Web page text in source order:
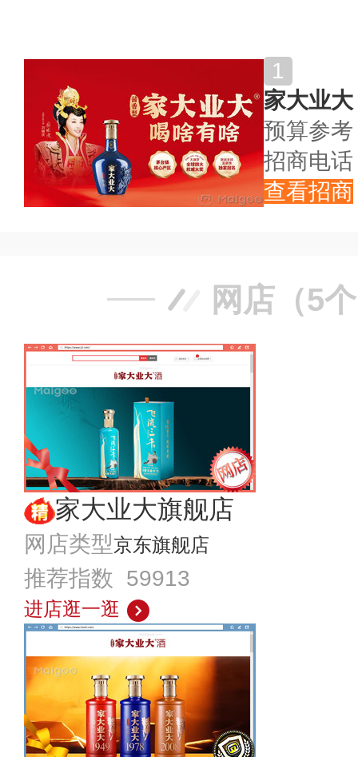
家大业大
预算参考
招商电话
查看招商
网店（5
家大业大旗舰店
网店类型京东旗舰店
推荐指数 59913
进店逛一逛